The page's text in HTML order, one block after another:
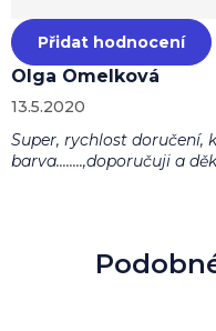
Přidat hodnocení
Olga Omelková
Hodnocení
13.5.2020
Super, rychlost doručení,
barva........,doporučuji a